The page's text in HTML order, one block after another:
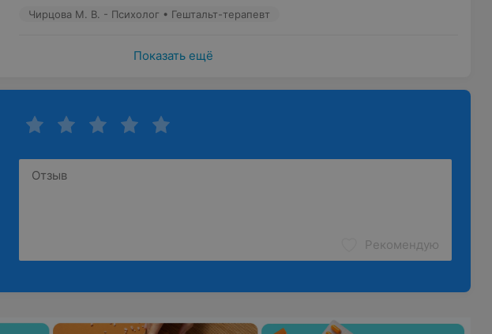
Чирцова М. В. - Психолог • Гештальт-терапевт
Показать ещё
Рекомендую